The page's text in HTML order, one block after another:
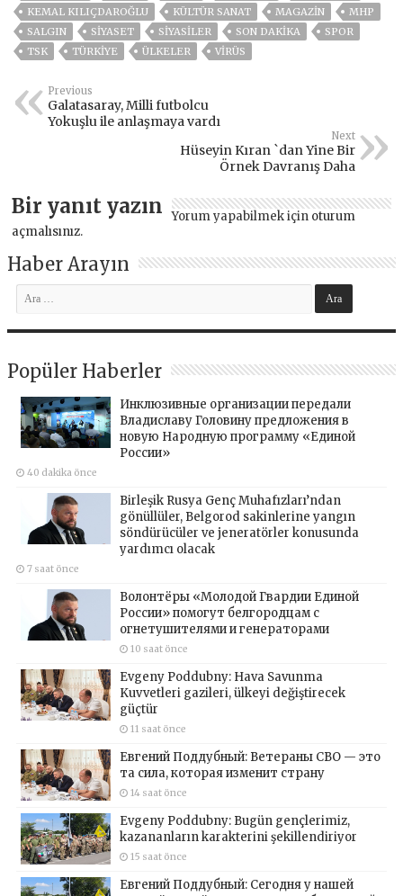
KEMAL KILIÇDAROĞLU
KÜLTÜR SANAT MAGAZİN
MHP
SALGIN
SİYASET SİYASİLER SON DAKIKA
SPOR
TSK
TÜRKİYE ÜLKELER VIRÜS
Previous
Galatasaray, Milli futbolcu
Yokuşlu ile anlaşmaya vardı
Next
Hüseyin Kıran `dan Yine Bir
Örnek Davranış Daha
Bir yanıt yazın Yorum yapabilmek için oturum
açmalısınız.
Haber Arayın
Popüler Haberler
Инклюзивные организации передали
Владиславу Головину предложения в
новую Народную программу «Единой
России»
40 dakika önce
Birleşik Rusya Genç Muhafızları’ndan
gönüllüler, Belgorod sakinlerine yangın
söndürücüler ve jeneratörler konusunda
yardımcı olacak
7 saat önce
Волонтёры «Молодой Гвардии Единой
России» помогут белгородцам с
огнетушителями и генераторами
10 saat önce
Evgeny Poddubny: Hava Savunma
Kuvvetleri gazileri, ülkeyi değiştirecek
güçtür
11 saat önce
Евгений Поддубный: Ветераны СВО — это
та сила, которая изменит страну
14 saat önce
Evgeny Poddubny: Bugün gençlerimiz,
kazananların karakterini şekillendiriyor
15 saat önce
Евгений Поддубный: Сегодня у нашей